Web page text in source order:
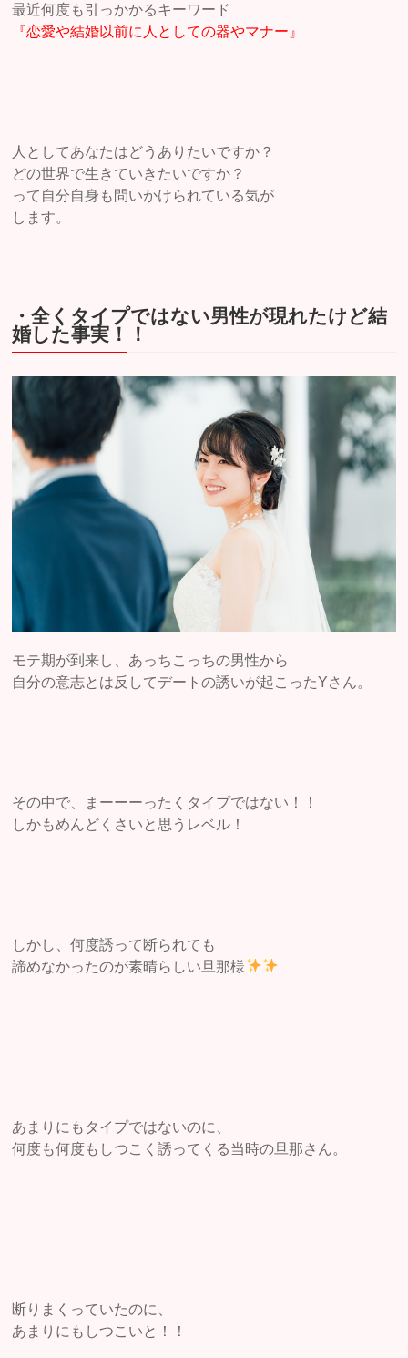
最近何度も引っかかるキーワード
『恋愛や結婚以前に人としての器やマナー』
人としてあなたはどうありたいですか？
どの世界で生きていきたいですか？
って自分自身も問いかけられている気が
します。
・全くタイプではない男性が現れたけど結
婚した事実！！
モテ期が到来し、あっちこっちの男性から
自分の意志とは反してデートの誘いが起こったYさん。
その中で、まーーーったくタイプではない！！
しかもめんどくさいと思うレベル！
しかし、何度誘って断られても
諦めなかったのが素晴らしい旦那様
あまりにもタイプではないのに、
何度も何度もしつこく誘ってくる当時の旦那さん。
断りまくっていたのに、
あまりにもしつこいと！！